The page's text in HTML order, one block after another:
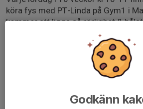
köra fys med PT-Linda på Gym1 i
kommer att ligga på rörlighet &
Vill man medverka på detta så
vårt lagkonto (8480-6, 704561333-
med ”fys” & spelarens namn. Det
30:-/tillfälle & vi gör detta för att
Hoppas många vill & kan medverka!
Godkänn